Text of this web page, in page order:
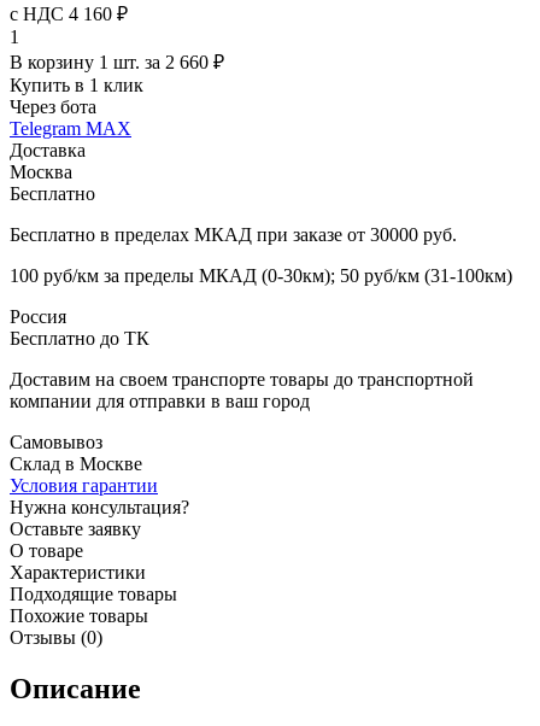
с НДС 4 160 ₽
1
В корзину 1 шт. за 2 660 ₽
Купить в 1 клик
Через бота
Telegram MAX
Доставка
Москва
Бесплатно
Бесплатно в пределах МКАД при заказе от 30000 руб.
100 руб/км за пределы МКАД (0-30км); 50 руб/км (31-100км)
Россия
Бесплатно до ТК
Доставим на своем транспорте товары до транспортной
компании для отправки в ваш город
Самовывоз
Склад в Москве
Условия гарантии
Нужна консультация?
Оставьте заявку
О товаре
Характеристики
Подходящие товары
Похожие товары
Отзывы (0)
Описание